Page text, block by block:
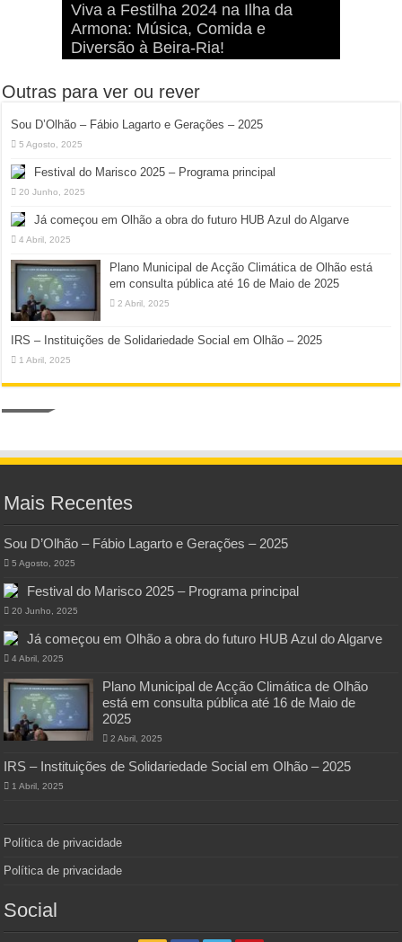
Sou D’Olhão – Fábio Lagarto e
Gerações – 2025
Viva a Festilha 2024 na Ilha da
Armona: Música, Comida e
Diversão à Beira-Ria!
Taphani X Benkest: Vídeo Musical
na Ilha da Armona
Fábio Lagarto e Gerações Lançam
“Lavar a Loiça” na Ilha dos
Hangares
Festival Pirata 2024 Invade Olhão:
Quatro Dias Mais Um de Aventura e
Diversão!
Outras para ver ou rever
Sou D’Olhão – Fábio Lagarto e Gerações – 2025
5 Agosto, 2025
Festival do Marisco 2025 – Programa principal
20 Junho, 2025
Já começou em Olhão a obra do futuro HUB Azul do Algarve
4 Abril, 2025
Plano Municipal de Acção Climática de Olhão está
em consulta pública até 16 de Maio de 2025
2 Abril, 2025
IRS – Instituições de Solidariedade Social em Olhão – 2025
1 Abril, 2025
Mais Recentes
Sou D’Olhão – Fábio Lagarto e Gerações – 2025
5 Agosto, 2025
Festival do Marisco 2025 – Programa principal
20 Junho, 2025
Já começou em Olhão a obra do futuro HUB Azul do Algarve
4 Abril, 2025
Plano Municipal de Acção Climática de Olhão
está em consulta pública até 16 de Maio de
2025
2 Abril, 2025
IRS – Instituições de Solidariedade Social em Olhão – 2025
1 Abril, 2025
Política de privacidade
Política de privacidade
Social